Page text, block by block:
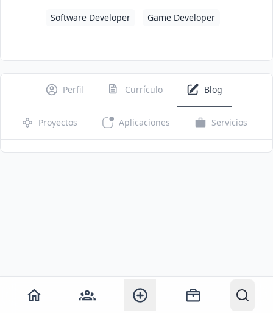
Software Developer Game Developer
Perfil Currículo Blog
Proyectos Aplicaciones Servicios